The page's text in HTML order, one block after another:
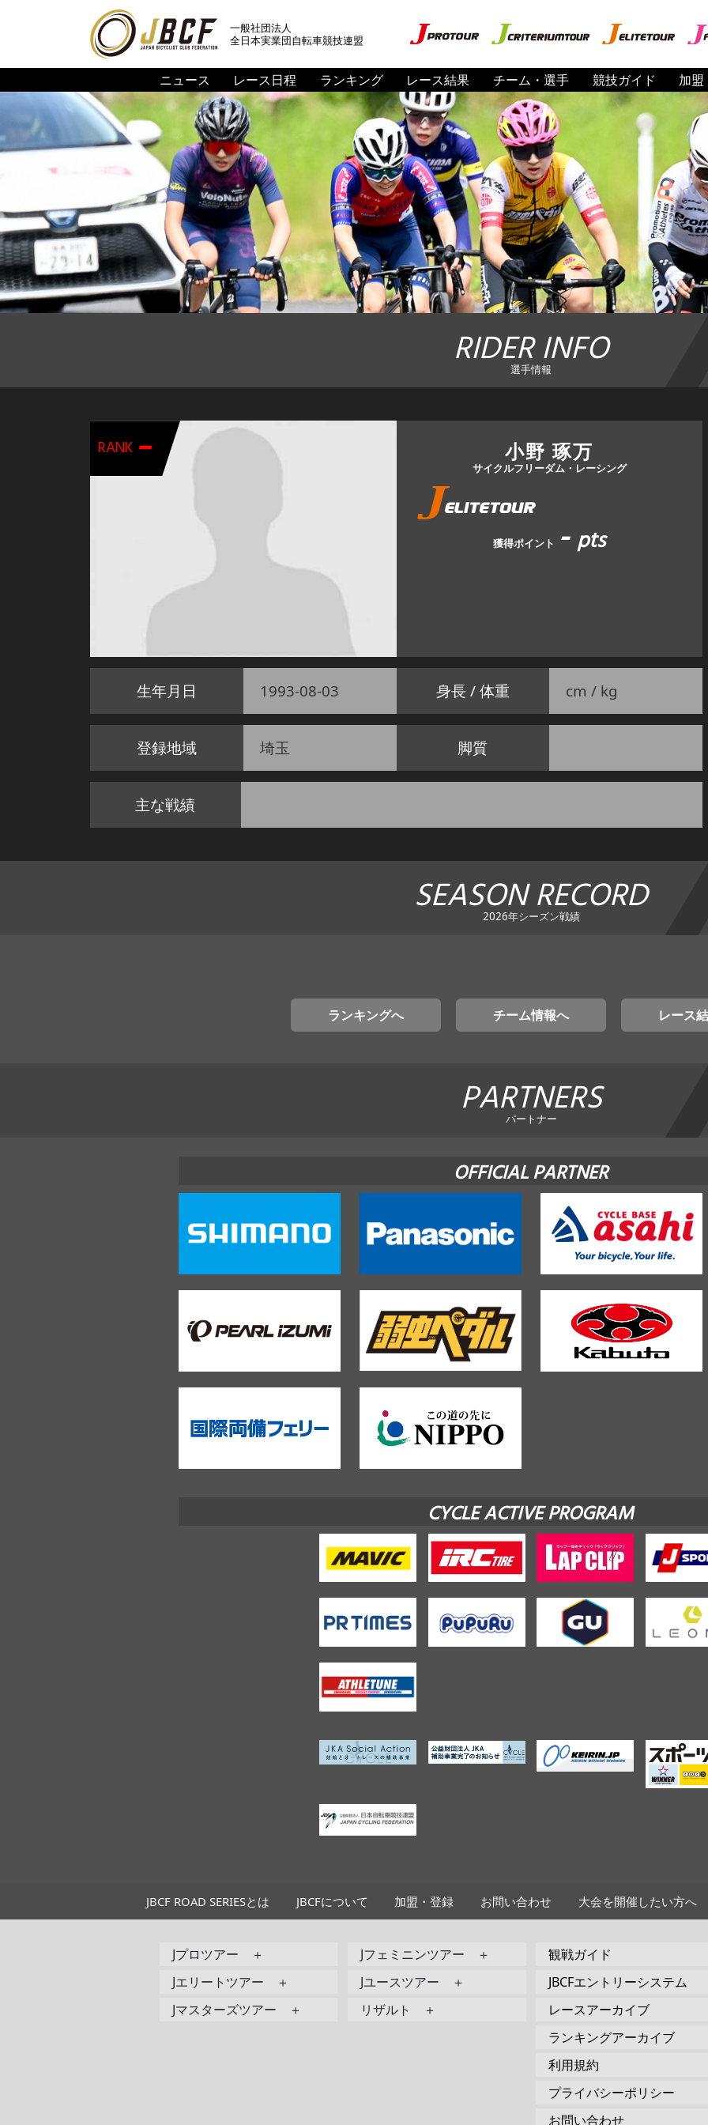
一般社団法人
全日本実業団自転車競技連盟
ニュース レース日程 ランキング レース結果 チーム・選手 競技ガイド 加盟
RIDER INFO
選手情報
RANK- 小野 琢万
サイクルフリーダム・レーシング
獲得ポイント -pts
生年月日 1993-08-03 身長 / 体重 cm / kg
登録地域 埼玉 脚質
主な戦績
SEASON RECORD
2026年シーズン戦績
ランキングへ チーム情報へ レース
PARTNERS
パートナー
OFFICIAL PARTNER
CYCLE ACTIVE PROGRAM
JBCF ROAD SERIESとは JBCFについて 加盟・登録 お問い合わせ 大会を開催したい方へ
Jプロツアー ＋
Jエリートツアー ＋
Jマスターズツアー ＋
Jフェミニンツアー ＋
Jユースツアー ＋
リザルト ＋
観戦ガイド
JBCFエントリーシステム
レースアーカイブ
ランキングアーカイブ
利用規約
プライバシーポリシー
お問い合わせ